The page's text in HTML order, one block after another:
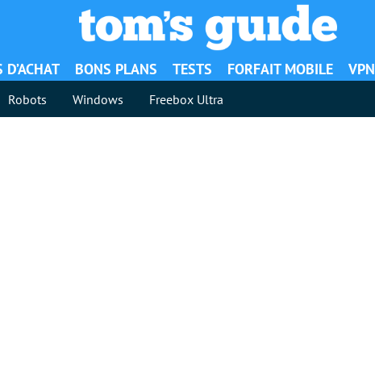
D’ACHAT BONS PLANS TESTS FORFAIT MOBILE VPN
Robots Windows Freebox Ultra